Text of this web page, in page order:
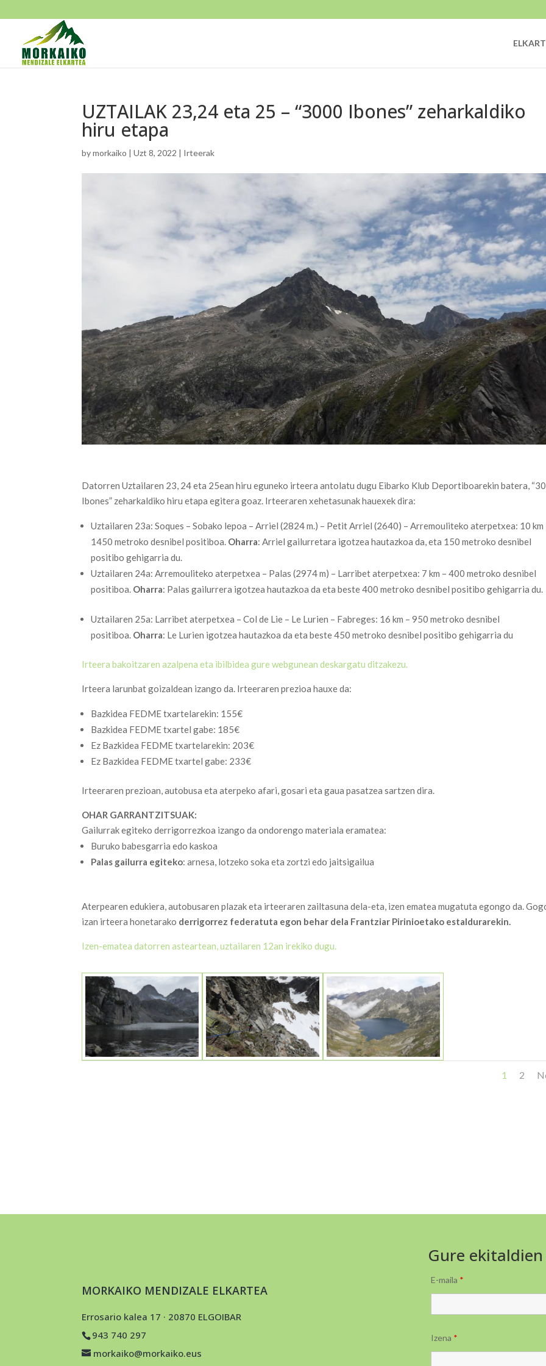
UZTAILAK 23,24 eta 25 – “3000 Ibones” zeharkaldiko
hiru etapa
bymorkaiko |Uzt 8, 2022 | Irteerak
Datorren Uztailaren 23, 24 eta 25ean hiru eguneko irteera antolatu dugu Eibarko Klub Deportiboarekin batera,
Ibones” zeharkaldiko hiru etapa egitera goaz. Irteeraren xehetasunak hauexek dira:
Uztailaren 23a: Soques – Sobako lepoa – Arriel (2824 m.) – Petit Arriel (2640) – Arremouliteko aterpetxea: 10 km
1450 metroko desnibel positiboa. Oharra: Arriel gailurretara igotzea hautazkoa da, eta 150 metroko desnibel
positibo gehigarria du.
Uztailaren 24a: Arremouliteko aterpetxea – Palas (2974 m) – Larribet aterpetxea: 7 km – 400 metroko desnibel
positiboa. Oharra: Palas gailurrera igotzea hautazkoa da eta beste 400 metroko desnibel positibo gehigarria du.
Uztailaren 25a: Larribet aterpetxea – Col de Lie – Le Lurien – Fabreges: 16 km – 950 metroko desnibel
positiboa. Oharra: Le Lurien igotzea hautazkoa da eta beste 450 metroko desnibel positibo gehigarria du
Irteera bakoitzaren azalpena eta ibilbidea gure webgunean deskargatu ditzakezu.
Irteera larunbat goizaldean izango da. Irteeraren prezioa hauxe da:
Bazkidea FEDME txartelarekin: 155€
Bazkidea FEDME txartel gabe: 185€
Ez Bazkidea FEDME txartelarekin: 203€
Ez Bazkidea FEDME txartel gabe: 233€
Irteeraren prezioan, autobusa eta aterpeko afari, gosari eta gaua pasatzea sartzen dira.
OHAR GARRANTZITSUAK:
Gailurrak egiteko derrigorrezkoa izango da ondorengo materiala eramatea:
Buruko babesgarria edo kaskoa
Palas gailurra egiteko: arnesa, lotzeko soka eta zortzi edo jaitsigailua
Aterpearen edukiera, autobusaren plazak eta irteeraren zailtasuna dela-eta, izen ematea mugatuta egongo da.
izan irteera honetarako derrigorrez federatuta egon behar dela Frantziar Pirinioetako estaldurarekin.
Izen-ematea datorren asteartean, uztailaren 12an irekiko dugu.
1 2
MORKAIKO MENDIZALE ELKARTEA
Errosario kalea 17 · 20870 ELGOIBAR
943 740 297
morkaiko@morkaiko.eus
Gure
E-maila *
Izena *